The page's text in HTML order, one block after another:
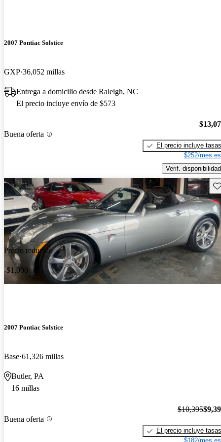
2007 Pontiac Solstice
GXP 36,052 millas
Entrega a domicilio desde Raleigh, NC
El precio incluye envío de $573
Buena oferta
El precio incluye tasas
$252/mes
Verif. disponibilidad
Precio reducido
-$1,000
2007 Pontiac Solstice
Base 61,326 millas
Butler, PA
16 millas
Buena oferta
$10,395
El precio incluye tasas
$182/mes